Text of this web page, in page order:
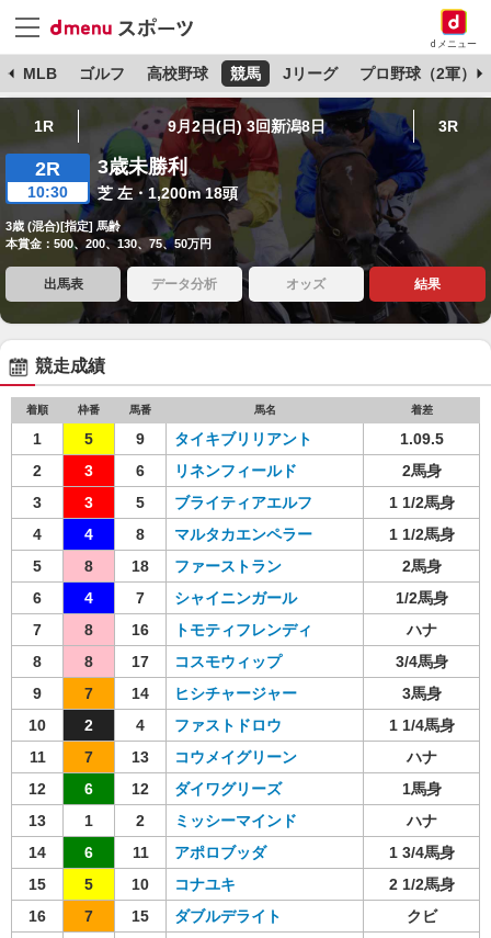
dメニュー
MLB ゴルフ 高校野球 競馬 Jリーグ プロ野球（2軍）
1R 9月2日(日) 3回新潟8日 3R
2R
10:30
3歳未勝利
芝 左・1,200m 18頭
3歳 (混合)[指定] 馬齢
本賞金：500、200、130、75、50万円
出馬表 データ分析 オッズ 結果
競走成績
着順 枠番 馬番 馬名 着差
1 5 9 タイキブリリアント
1.09.5
2
3 6 リネンフィールド
2馬身
3
3 5 ブライティアエルフ
1 1/2馬身
4
4 8 マルタカエンペラー
1 1/2馬身
5
8 18 ファーストラン
2馬身
6
4 7 シャイニンガール
1/2馬身
7
8 16 トモティフレンディ
ハナ
8
8 17 コスモウィップ
3/4馬身
9
7 14 ヒシチャージャー
3馬身
10
2 4 ファストドロウ
1 1/4馬身
11
7 13 コウメイグリーン
ハナ
12
6 12 ダイワグリーズ
1馬身
13
1 2 ミッシーマインド
ハナ
14
6 11 アポロブッダ
1 3/4馬身
15
5 10 コナユキ
2 1/2馬身
16
7 15 ダブルデライト
クビ